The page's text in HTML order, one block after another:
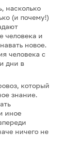
насколько
(и почему!)
человека и
новое.
человека с
дни в
который
знание.
иное
ничего не